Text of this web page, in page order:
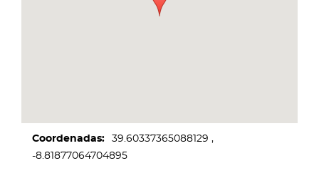
Coordenadas
39.60337365088129
-8.81877064704895